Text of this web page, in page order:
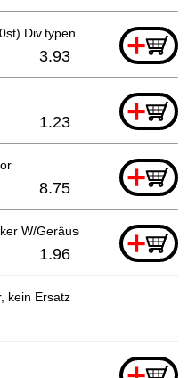
Div.typen +
3.93
+
1.23
+
8.75
W/Geräuschunterdrücker Band
+
1.96
kein Ersatz